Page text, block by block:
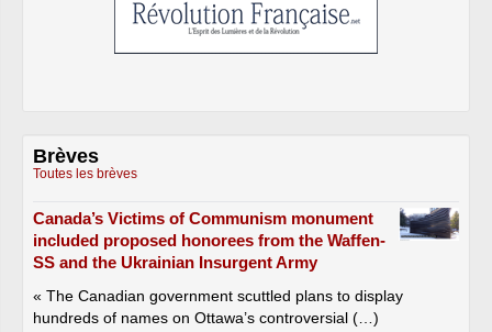
Brèves
Toutes les brèves
Canada’s Victims of Communism monument
included proposed honorees from the Waffen-
SS and the Ukrainian Insurgent Army
« The Canadian government scuttled plans to display
hundreds of names on Ottawa’s controversial (…)